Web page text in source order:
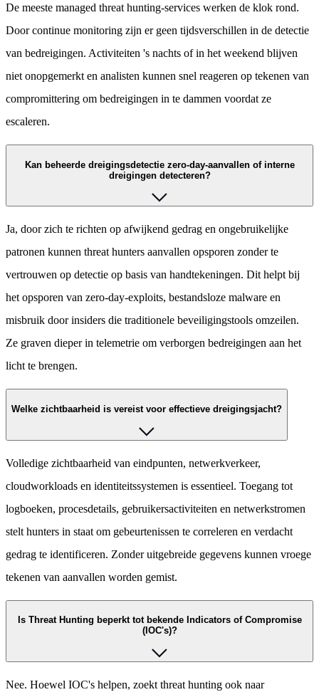
De meeste managed threat hunting-services werken de klok rond.
Door continue monitoring zijn er geen tijdsverschillen in de detectie
van bedreigingen. Activiteiten 's nachts of in het weekend blijven
niet onopgemerkt en analisten kunnen snel reageren op tekenen van
compromittering om bedreigingen in te dammen voordat ze
escaleren.
Kan beheerde dreigingsdetectie zero-day-aanvallen of interne
dreigingen detecteren?
Ja, door zich te richten op afwijkend gedrag en ongebruikelijke
patronen kunnen threat hunters aanvallen opsporen zonder te
vertrouwen op detectie op basis van handtekeningen. Dit helpt bij
het opsporen van zero-day-exploits, bestandsloze malware en
misbruik door insiders die traditionele beveiligingstools omzeilen.
Ze graven dieper in telemetrie om verborgen bedreigingen aan het
licht te brengen.
Welke zichtbaarheid is vereist voor effectieve dreigingsjacht?
Volledige zichtbaarheid van eindpunten, netwerkverkeer,
cloudworkloads en identiteitssystemen is essentieel. Toegang tot
logboeken, procesdetails, gebruikersactiviteiten en netwerkstromen
stelt hunters in staat om gebeurtenissen te correleren en verdacht
gedrag te identificeren. Zonder uitgebreide gegevens kunnen vroege
tekenen van aanvallen worden gemist.
Is Threat Hunting beperkt tot bekende Indicators of Compromise
(IOC's)?
Nee. Hoewel IOC's helpen, zoekt threat hunting ook naar